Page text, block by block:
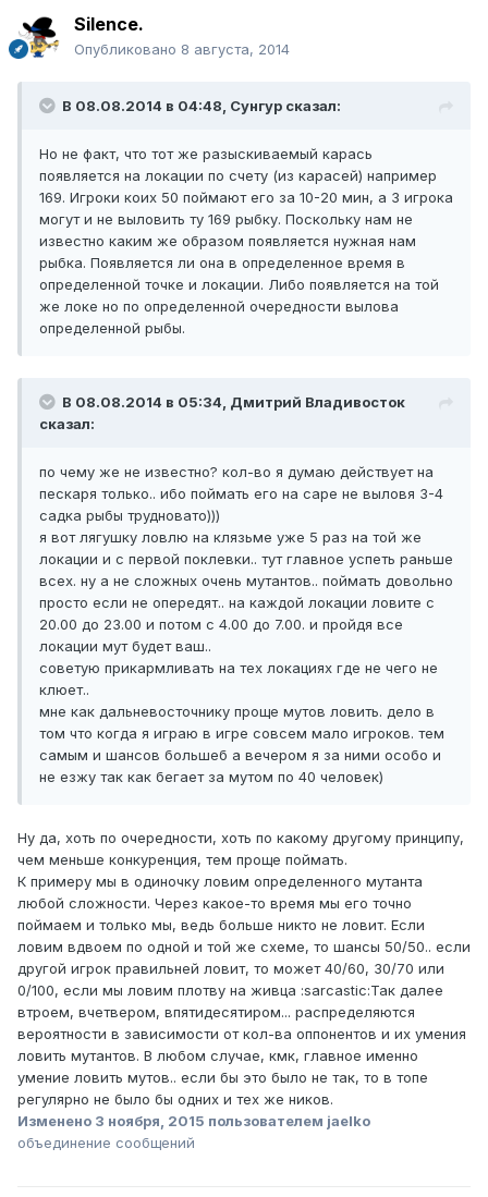
Silence.
Опубликовано 8 августа, 2014
В 08.08.2014 в 04:48, Сунгур сказал:
Но не факт, что тот же разыскиваемый карась
появляется на локации по счету (из карасей) например
169. Игроки коих 50 поймают его за 10-20 мин, а 3 игрока
могут и не выловить ту 169 рыбку. Поскольку нам не
известно каким же образом появляется нужная нам
рыбка. Появляется ли она в определенное время в
определенной точке и локации. Либо появляется на той
же локе но по определенной очередности вылова
определенной рыбы.
В 08.08.2014 в 05:34, Дмитрий Владивосток
сказал:
по чему же не известно? кол-во я думаю действует на
пескаря только.. ибо поймать его на саре не выловя 3-4
садка рыбы трудновато)))
я вот лягушку ловлю на клязьме уже 5 раз на той же
локации и с первой поклевки.. тут главное успеть раньше
всех. ну а не сложных очень мутантов.. поймать довольно
просто если не опередят.. на каждой локации ловите с
20.00 до 23.00 и потом с 4.00 до 7.00. и пройдя все
локации мут будет ваш..
советую прикармливать на тех локациях где не чего не
клюет..
мне как дальневосточнику проще мутов ловить. дело в
том что когда я играю в игре совсем мало игроков. тем
самым и шансов большеб а вечером я за ними особо и
не езжу так как бегает за мутом по 40 человек)
Ну да, хоть по очередности, хоть по какому другому принципу,
чем меньше конкуренция, тем проще поймать.
К примеру мы в одиночку ловим определенного мутанта
любой сложности. Через какое-то время мы его точно
поймаем и только мы, ведь больше никто не ловит. Если
ловим вдвоем по одной и той же схеме, то шансы 50/50.. если
другой игрок правильней ловит, то может 40/60, 30/70 или
0/100, если мы ловим плотву на живца :sarcastic:Так далее
втроем, вчетвером, впятидесятиром... распределяются
вероятности в зависимости от кол-ва оппонентов и их умения
ловить мутантов. В любом случае, кмк, главное именно
умение ловить мутов.. если бы это было не так, то в топе
регулярно не было бы одних и тех же ников.
Изменено 3 ноября, 2015 пользователем jaelko
объединение сообщений